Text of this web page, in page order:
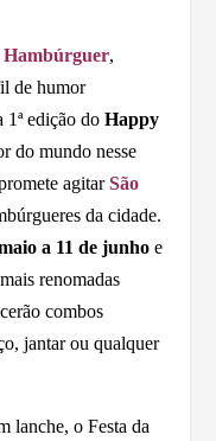
,
de humor
1ª edição doHappy
do mundo nesse
agitarSão
da cidade.
a 11 de junho e
renomadas
combos
jantar ou qualquer
lanche, o Festa da